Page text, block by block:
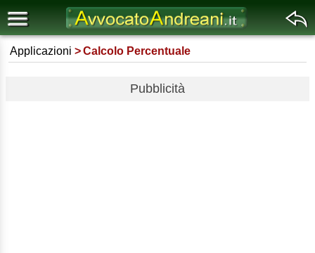
Applicazioni Calcolo Percentuale
Pubblicità